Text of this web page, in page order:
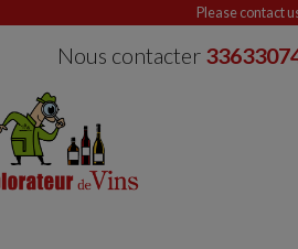
Please contact
Nous contacter